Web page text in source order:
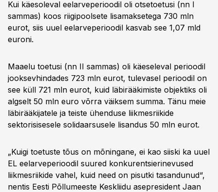
Kui käesoleval eelarveperioodil oli otsetoetusi (nn I
sammas) koos riigipoolsete lisamaksetega 730 mln
eurot, siis uuel eelarveperioodil kasvab see 1,07 mld
euroni.
Maaelu toetusi (nn II sammas) oli käeseleval perioodil
jooksevhindades 723 mln eurot, tulevasel perioodil on
see küll 721 mln eurot, kuid läbirääkimiste objektiks oli
algselt 50 mln euro võrra väiksem summa. Tänu meie
läbirääkijatele ja teiste ühenduse liikmesriikide
sektorisisesele solidaarsusele lisandus 50 mln eurot.
„Kuigi toetuste tõus on mõningane, ei kao siiski ka uuel
EL eelarveperioodil suured konkurentsierinevused
liikmesriikide vahel, kuid need on pisutki tasandunud“,
nentis Eesti Põllumeeste Keskliidu asepresident Jaan